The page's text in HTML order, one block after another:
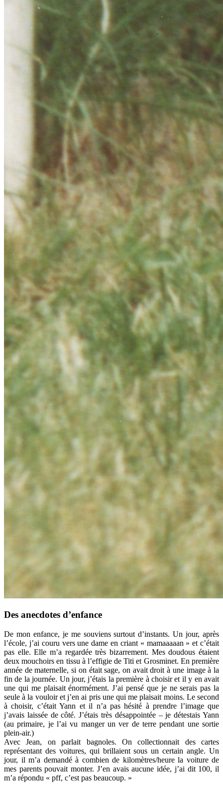
Des anecdotes d’enfance
De mon enfance, je me souviens surtout d’instants. Un jour, après
l’école, j’ai couru vers une dame en criant « mamaaaaan » et c’était
pas elle. Elle m’a regardée très bizarrement. Mes doudous étaient
deux mouchoirs en tissu à l’effigie de Titi et Grosminet. En première
année de maternelle, si on était sage, on avait droit à une image à la
fin de la journée. Un jour, j’étais la première à choisir et il y en avait
une qui me plaisait énormément. J’ai pensé que je ne serais pas la
seule à la vouloir et j’en ai pris une qui me plaisait moins. Le second
à choisir, c’était Yann et il n’a pas hésité à prendre l’image que
j’avais laissée de côté. J’étais très désappointée – je détestais Yann
(au primaire, je l’ai vu manger un ver de terre pendant une sortie
plein-air.)
Avec Jean, on parlait bagnoles. On collectionnait des cartes
représentant des voitures, qui brillaient sous un certain angle. Un
jour, il m’a demandé à combien de kilomètres/heure la voiture de
mes parents pouvait monter. J’en avais aucune idée, j’ai dit 100, il
m’a répondu « pff, c’est pas beaucoup. »